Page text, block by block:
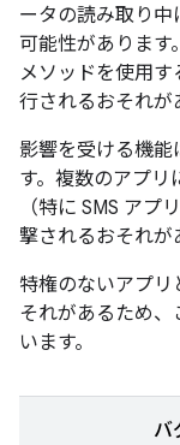
ータの読み取り中
可能性があります
メソッドを使用
行されるおそれが
影響を受ける機能
す。複数のアプリ
（特に SMS ア
撃されるおそれが
特権のないアプ
それがあるため
います。
バ